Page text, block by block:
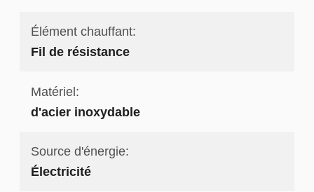
Élément chauffant:
Fil de résistance
Matériel:
d'acier inoxydable
Source d'énergie:
Électricité